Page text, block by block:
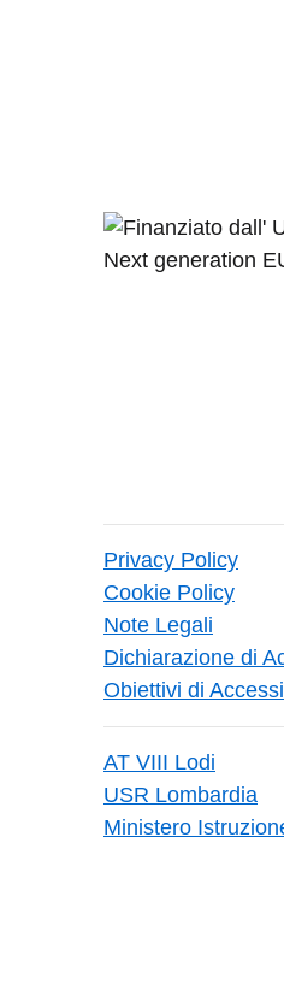
Privacy Policy
Cookie Policy
Note Legali
Dichiarazione di
Obiettivi di
AT VIII Lodi
USR Lombardia
Ministero